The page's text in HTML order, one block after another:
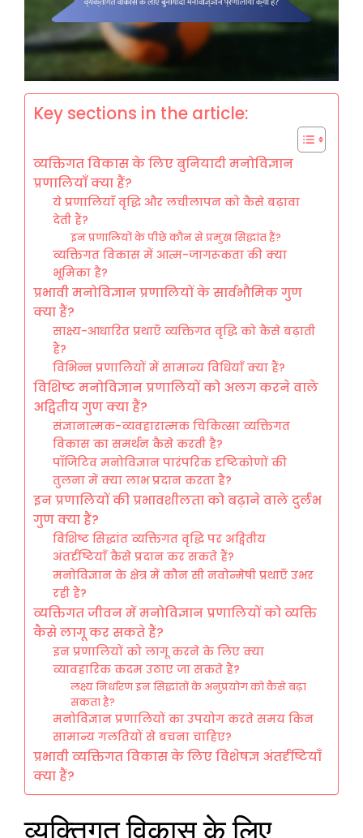
Key sections in the article:
व्यक्तिगत विकास के लिए बुनियादी मनोविज्ञान
प्रणालियाँ क्या हैं?
ये प्रणालियाँ वृद्धि और लचीलापन को कैसे बढ़ावा
देती हैं?
इन प्रणालियों के पीछे कौन से प्रमुख सिद्धांत हैं?
व्यक्तिगत विकास में आत्म-जागरूकता की क्या
भूमिका है?
प्रभावी मनोविज्ञान प्रणालियों के सार्वभौमिक गुण
क्या हैं?
साक्ष्य-आधारित प्रथाएँ व्यक्तिगत वृद्धि को कैसे बढ़ाती
हैं?
विभिन्न प्रणालियों में सामान्य विधियाँ क्या हैं?
विशिष्ट मनोविज्ञान प्रणालियों को अलग करने वाले
अद्वितीय गुण क्या हैं?
संज्ञानात्मक-व्यवहारात्मक चिकित्सा व्यक्तिगत
विकास का समर्थन कैसे करती है?
पॉजिटिव मनोविज्ञान पारंपरिक दृष्टिकोणों की
तुलना में क्या लाभ प्रदान करता है?
इन प्रणालियों की प्रभावशीलता को बढ़ाने वाले दुर्लभ
गुण क्या हैं?
विशिष्ट सिद्धांत व्यक्तिगत वृद्धि पर अद्वितीय
अंतर्दृष्टियाँ कैसे प्रदान कर सकते हैं?
मनोविज्ञान के क्षेत्र में कौन सी नवोन्मेषी प्रथाएँ उभर
रही हैं?
व्यक्तिगत जीवन में मनोविज्ञान प्रणालियों को व्यक्ति
कैसे लागू कर सकते हैं?
इन प्रणालियों को लागू करने के लिए क्या
व्यावहारिक कदम उठाए जा सकते हैं?
लक्ष्य निर्धारण इन सिद्धांतों के अनुप्रयोग को कैसे बढ़ा
सकता है?
मनोविज्ञान प्रणालियों का उपयोग करते समय किन
सामान्य गलतियों से बचना चाहिए?
प्रभावी व्यक्तिगत विकास के लिए विशेषज्ञ अंतर्दृष्टियाँ
क्या हैं?
व्यक्तिगत विकास के लिए